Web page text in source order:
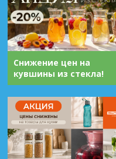
Снижение цен на
кувшины из стекла!